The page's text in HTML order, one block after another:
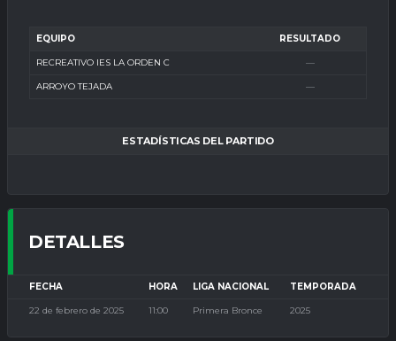
EQUIPO RESULTADO
RECREATIVO IES LA ORDEN C —
ARROYO TEJADA —
ESTADÍSTICAS DEL PARTIDO
DETALLES
FECHA HORA LIGA NACIONAL TEMPORADA
22 de febrero de 2025 11:00 Primera Bronce 2025